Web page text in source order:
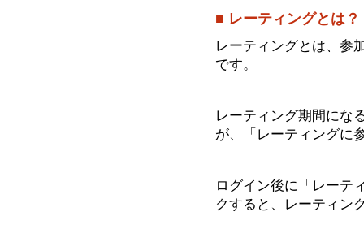
■ レーティングとは？
レーティングとは、参
です。
レーティング期間にな
が、「レーティングに
ログイン後に「レーテ
クすると、レーティン